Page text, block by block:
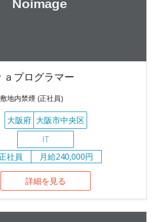
プログラマー
地内禁煙 (正社員)
大阪府 大阪市中央区
IT
社員
月給240,000円
詳細を見る